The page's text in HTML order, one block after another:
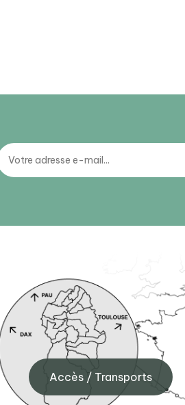
BIT Gourette
Maison de Gourette - Route de
l'Aubisque, 64440 Gourette
+33 (0)5 59 05 12 17
Accès / Transports